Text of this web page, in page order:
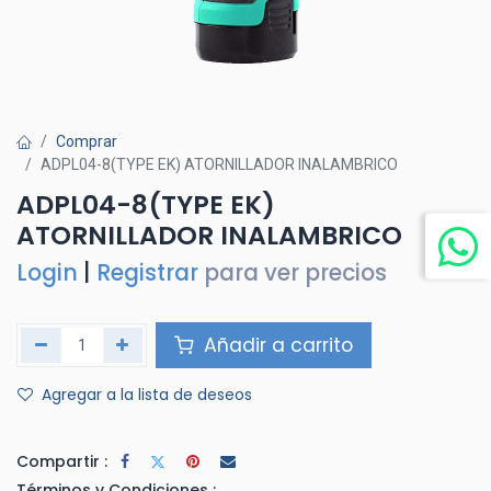
Comprar
ADPL04-8(TYPE EK) ATORNILLADOR INALAMBRICO
ADPL04-8(TYPE EK)
ATORNILLADOR INALAMBRICO
Login Registrar para ver precios
Añadir a carrito
Agregar a la lista de deseos
Compartir :